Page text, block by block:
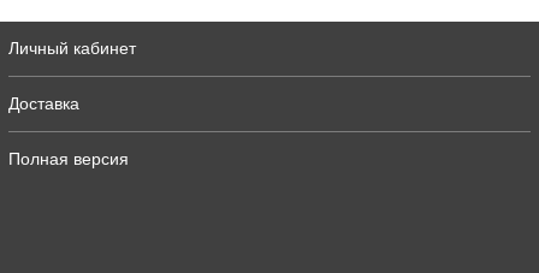
Личный кабинет
Доставка
Полная версия